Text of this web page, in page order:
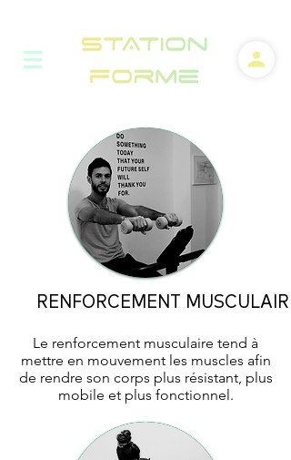
RENFORCEMENT MUSCULAIRE
Le renforcement musculaire tend à
mettre en mouvement les muscles afin
de rendre son corps plus résistant, plus
mobile et plus fonctionnel.